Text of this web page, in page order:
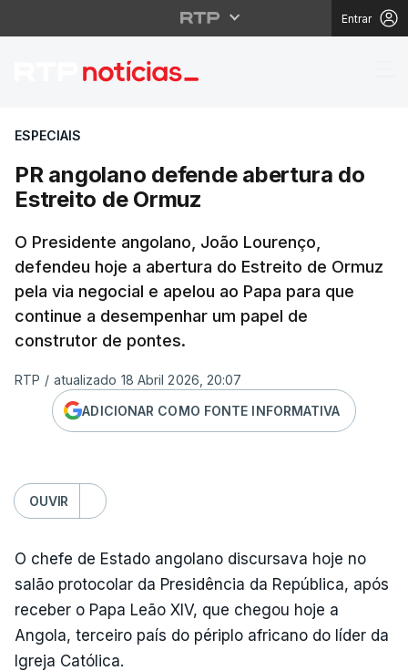
Entrar
PR angolano defende
ESPECIAIS
PR angolano defende abertura do
Estreito de Ormuz
O Presidente angolano, João Lourenço,
defendeu hoje a abertura do Estreito de Ormuz
pela via negocial e apelou ao Papa para que
continue a desempenhar um papel de
construtor de pontes.
RTP / atualizado 18 Abril 2026, 20:07
ADICIONAR COMO FONTE INFORMATIVA
OUVIR
O chefe de Estado angolano discursava hoje no
salão protocolar da Presidência da República, após
receber o Papa Leão XIV, que chegou hoje a
Angola, terceiro país do périplo africano do líder da
Igreja Católica.